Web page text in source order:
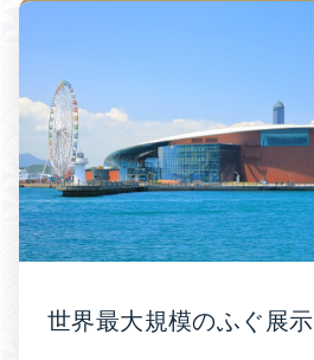
世界最大規模のふぐ展示